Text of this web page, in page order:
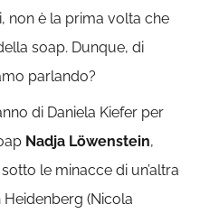
non è la prima volta che
soap. Dunque, di
parlando?
di Daniela Kiefer per
Nadja Löwenstein,
le minacce di un’altra
(Nicola